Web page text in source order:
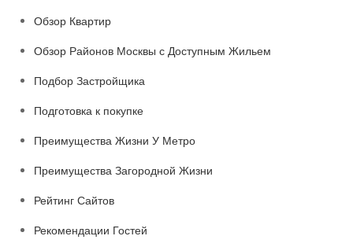
Обзор Квартир
Обзор Районов Москвы с Доступным Жильем
Подбор Застройщика
Подготовка к покупке
Преимущества Жизни У Метро
Преимущества Загородной Жизни
Рейтинг Сайтов
Рекомендации Гостей